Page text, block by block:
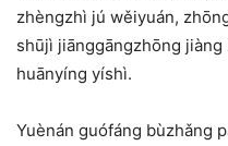
zhèngzhì jú wěiyuán,
shūjì jiānggāngzhōng
huānyíng yíshì.
Yuènán guófáng bùzhǎng